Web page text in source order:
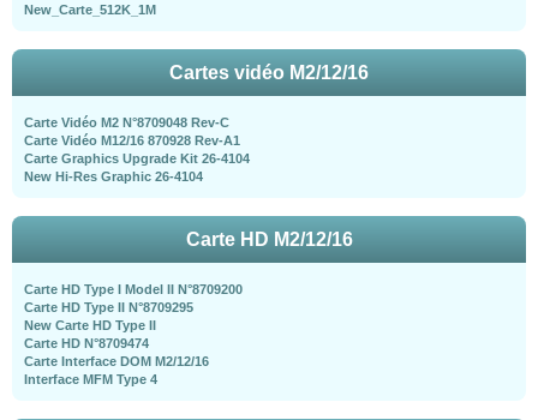
New_Carte_512K_1M
Cartes vidéo M2/12/16
Carte Vidéo M2 N°8709048 Rev-C
Carte Vidéo M12/16 870928 Rev-A1
Carte Graphics Upgrade Kit 26-4104
New Hi-Res Graphic 26-4104
Carte HD M2/12/16
Carte HD Type I Model II N°8709200
Carte HD Type II N°8709295
New Carte HD Type II
Carte HD N°8709474
Carte Interface DOM M2/12/16
Interface MFM Type 4